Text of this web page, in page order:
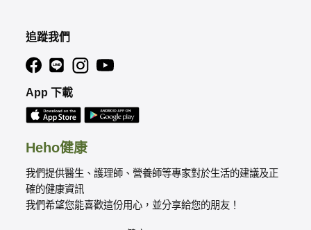
Heho健康
我們提供醫生、護理師、營養師等專家對於生活的建議及正
確的健康資訊
我們希望您能喜歡這份用心，並分享給您的朋友！
追蹤我們
App 下載